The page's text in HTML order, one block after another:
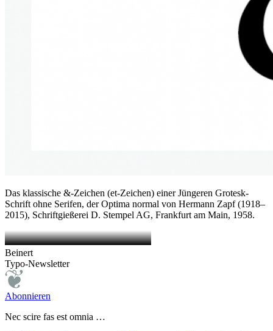
Das klassische &-Zeichen (et-Zeichen) einer Jüngeren Grotesk-
Schrift ohne Serifen, der Optima normal von Hermann Zapf (1918–
2015), Schriftgießerei D. Stempel AG, Frankfurt am Main, 1958.
Beinert
Typo-Newsletter
Abonnieren
Nec scire fas est omnia …